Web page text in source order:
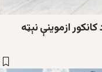
ازموينې نېټه